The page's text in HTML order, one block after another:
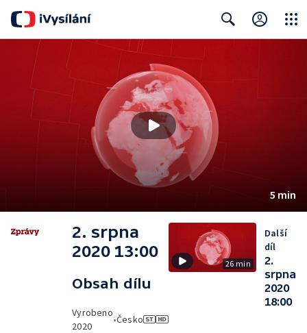
5 min
2. srpna
2020 13:00
Obsah dílu
Vyrobeno
2020
•Česko
26 min
Další
díl
2.
srpna
2020
18:00